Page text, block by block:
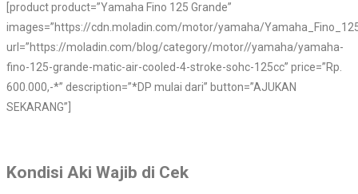
[product product=”Yamaha Fino 125 Grande”
images=”https://cdn.moladin.com/motor/yamaha/
url=”https://moladin.com/blog/category/motor//yamaha/yamaha-
fino-125-grande-matic-air-cooled-4-stroke-sohc-125cc” price=”Rp.
600.000,-*” description=”*DP mulai dari” button=”AJUKAN
SEKARANG”]
Kondisi Aki Wajib di Cek